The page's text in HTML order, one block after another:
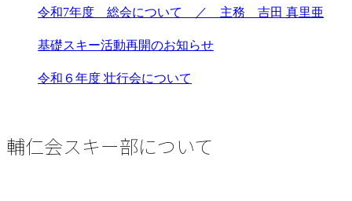
令和7年度 総会について ／ 主務 吉田 真里亜
基礎スキー活動再開のお知らせ
令和６年度 壮行会について
輔仁会スキー部について